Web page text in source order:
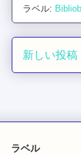
ラベル:
新しい投稿
ラベル